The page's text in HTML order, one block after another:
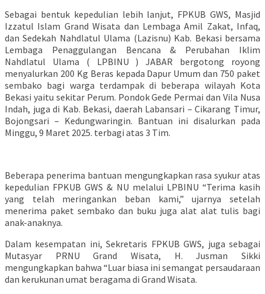
Sebagai bentuk kepedulian lebih lanjut, FPKUB GWS, Masjid
Izzatul Islam Grand Wisata dan Lembaga Amil Zakat, Infaq,
dan Sedekah Nahdlatul Ulama (Lazisnu) Kab. Bekasi bersama
Lembaga Penaggulangan Bencana & Perubahan Iklim
Nahdlatul Ulama ( LPBINU ) JABAR bergotong royong
menyalurkan 200 Kg Beras kepada Dapur Umum dan 750 paket
sembako bagi warga terdampak di beberapa wilayah Kota
Bekasi yaitu sekitar Perum. Pondok Gede Permai dan Vila Nusa
Indah, juga di Kab. Bekasi, daerah Labansari – Cikarang Timur,
Bojongsari – Kedungwaringin. Bantuan ini disalurkan pada
Minggu, 9 Maret 2025. terbagi atas 3 Tim.
Beberapa penerima bantuan mengungkapkan rasa syukur atas
kepedulian FPKUB GWS & NU melalui LPBINU “Terima kasih
yang telah meringankan beban kami,” ujarnya setelah
menerima paket sembako dan buku juga alat alat tulis bagi
anak-anaknya.
Dalam kesempatan ini, Sekretaris FPKUB GWS, juga sebagai
Mutasyar PRNU Grand Wisata, H. Jusman Sikki
mengungkapkan bahwa “Luar biasa ini semangat persaudaraan
dan kerukunan umat beragama di Grand Wisata.